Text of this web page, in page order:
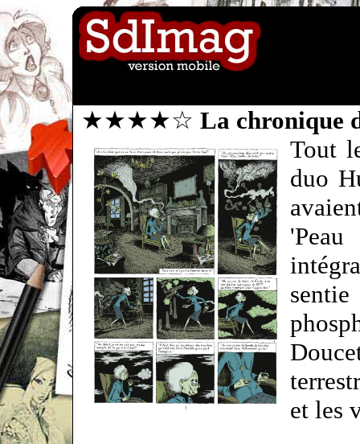
★★★★☆ La chronique
Tout
duo
et les